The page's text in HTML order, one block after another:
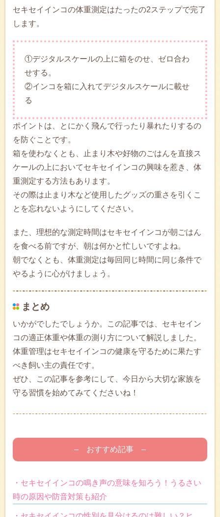
セキセイインコの体重測定はたったの2ステップで完了
します。
①デジタルスケールの上に箱をのせ、ゼロ合わ
せする。
②インコを箱に入れてデジタルスケールに載せ
る
ポイントは、とにかく飛んで行ったり暴れたりするの
を防ぐことです。
箱を使わなくとも、止まり木や好物のごはんを直接ス
ケールの上においてセキセイインコの興味を惹き、体
重測定する方法もあります。
その際は止まり木など使用したグッズの重さを引くこ
とを忘れないようにしてください。
また、理想的な測定時間はセキセイインコが朝ごはん
を食べる前ですが、朝は何かと忙しいですよね。
朝でなくとも、体重測定は毎回同じ時間に同じ条件で
やるように心がけましょう。
まとめ
いかがでしたでしょうか。この記事では、セキセイン
コの適正体重や体重の測り方について解説しました。
体重管理はセキセイインコの健康を守るために果たす
べき飼い主の責任です。
ぜひ、この記事を参考にして、今日から大切な家族を
守る習慣を始めてみてくださいね！
– おすすめ記事 –
・セキセイインコの鳴き声の意味を知ろう！うるさい
時の原因や防音対策も紹介